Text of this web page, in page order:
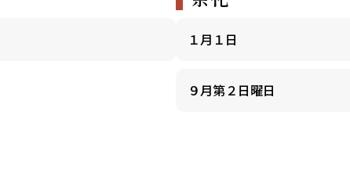
１月１日
９月第２日曜日